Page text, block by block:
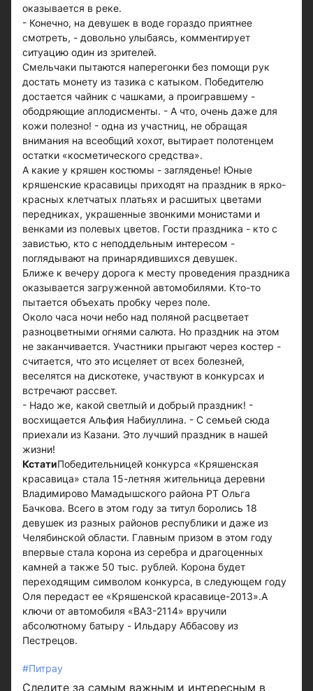
оказывается в реке.
- Конечно, на девушек в воде гораздо приятнее
смотреть, - довольно улыбаясь, комментирует
ситуацию один из зрителей.
Смельчаки пытаются наперегонки без помощи рук
достать монету из тазика с катыком. Победителю
достается чайник с чашками, а проигравшему -
ободряющие аплодисменты. - А что, очень даже для
кожи полезно! - одна из участниц, не обращая
внимания на всеобщий хохот, вытирает полотенцем
остатки «косметического средства».
А какие у кряшен костюмы - загляденье! Юные
кряшенские красавицы приходят на праздник в ярко-
красных клетчатых платьях и расшитых цветами
передниках, украшенные звонкими монистами и
венками из полевых цветов. Гости праздника - кто с
завистью, кто с неподдельным интересом -
поглядывают на принарядившихся девушек.
Ближе к вечеру дорога к месту проведения праздника
оказывается загруженной автомобилями. Кто-то
пытается объехать пробку через поле.
Около часа ночи небо над поляной расцветает
разноцветными огнями салюта. Но праздник на этом
не заканчивается. Участники прыгают через костер -
считается, что это исцеляет от всех болезней,
веселятся на дискотеке, участвуют в конкурсах и
встречают рассвет.
- Надо же, какой светлый и добрый праздник! -
восхищается Альфия Набиуллина. - С семьей сюда
приехали из Казани. Это лучший праздник в нашей
жизни!
КстатиПобедительницей конкурса «Кряшенская
красавица» стала 15-летняя жительница деревни
Владимирово Мамадышского района РТ Ольга
Бачкова. Всего в этом году за титул боролись 18
девушек из разных районов республики и даже из
Челябинской области. Главным призом в этом году
впервые стала корона из серебра и драгоценных
камней а также 50 тыс. рублей. Корона будет
переходящим символом конкурса, в следующем году
Оля передаст ее «Кряшенской красавице-2013».А
ключи от автомобиля «ВАЗ-2114» вручили
абсолютному батыру - Ильдару Аббасову из
Пестрецов.
#Питрау
Следите за самым важным и интересным в